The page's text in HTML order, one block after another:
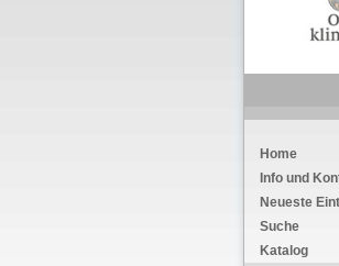
Home
Info und
Neueste
Suche
Katalog